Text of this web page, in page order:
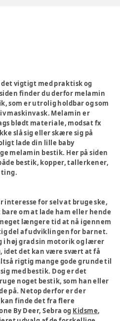
det vigtigt med praktisk og
finder du derfor melamin
som er utrolig holdbar og som
maskinvask. Melamin er
blødt materiale, modsat fx
slå sig eller skære sig på
lade din lille baby
melamin bestik. Her på siden
bestik, kopper, tallerkener,
ting.
interesse for selv at bruge ske,
om at lade ham eller hende
længere tid at nå igennem
del af udviklingen for barnet.
høj grad sin motorik og lærer
idet det kan være svært at få
rigtig mange gode grunde til
med bestik. Dog er det
noget bestik, som han eller
på. Netop derfor er der
finde det fra flere
By Deer, Sebra og Kidsme,